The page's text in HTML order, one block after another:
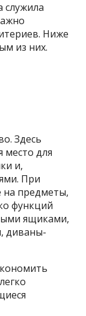
служила
Ниже
из них.
Здесь
для
и,
При
на предметы,
функций
ящиками,
диваны-